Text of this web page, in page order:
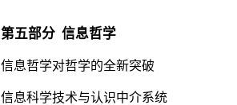
第五部分 信息哲学
信息哲学对哲学的全新突破
信息科学技术与认识中介系统